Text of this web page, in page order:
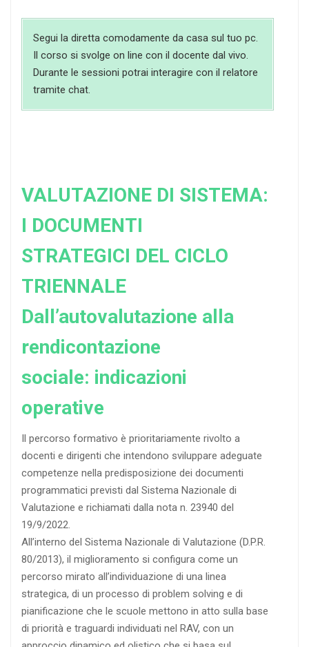
Segui la diretta comodamente da casa sul tuo pc.
Il corso si svolge on line con il docente dal vivo.
Durante le sessioni potrai interagire con il relatore
tramite chat.
VALUTAZIONE DI SISTEMA:
I DOCUMENTI
STRATEGICI DEL CICLO
TRIENNALE
Dall’autovalutazione alla
rendicontazione
sociale: indicazioni
operative
Il percorso formativo è prioritariamente rivolto a
docenti e dirigenti che intendono sviluppare adeguate
competenze nella predisposizione dei documenti
programmatici previsti dal Sistema Nazionale di
Valutazione e richiamati dalla nota n. 23940 del
19/9/2022.
All’interno del Sistema Nazionale di Valutazione (D.P.R.
80/2013), il miglioramento si configura come un
percorso mirato all’individuazione di una linea
strategica, di un processo di problem solving e di
pianificazione che le scuole mettono in atto sulla base
di priorità e traguardi individuati nel RAV, con un